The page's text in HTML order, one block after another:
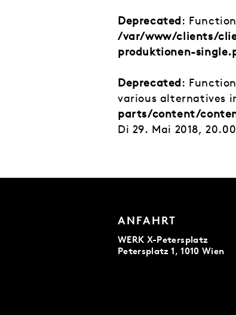
Deprecated:
/var/www/clients/
produktionen-
Deprecated:
various alternatives
parts/content/
Di 29. Mai 2018,
ANFAHRT
WERK X-Petersplatz
Petersplatz 1, 1010 Wien